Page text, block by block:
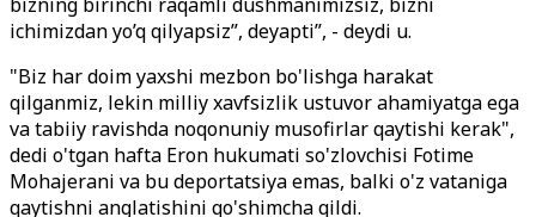
ichimizdan yo’q qilyapsiz”, deyapti”, - deydi u.
"Biz har doim yaxshi mezbon bo'lishga harakat
qilganmiz, lekin milliy xavfsizlik ustuvor ahamiyatga ega
va tabiiy ravishda noqonuniy musofirlar qaytishi kerak",
dedi o'tgan hafta Eron hukumati so'zlovchisi Fotime
Mohajerani va bu deportatsiya emas, balki o'z vataniga
qaytishni anglatishini qo'shimcha qildi.